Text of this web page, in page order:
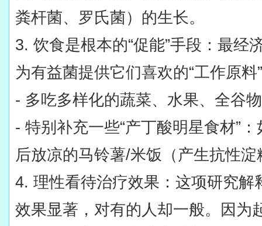
粪杆菌、罗氏菌）的生长。
3. 饮食是根本的“促能”手段：最经
为有益菌提供它们喜欢的“工作原
- 多吃多样化的蔬菜、水果、全谷
- 特别补充一些“产丁酸明星食材”
后放凉的马铃薯/米饭（产生抗性淀
4. 理性看待治疗效果：这项研究解
效果显著，对有的人却一般。因为